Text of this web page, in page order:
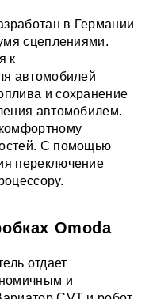
в Германии
сцеплениями.
к
автомобилей
и сохранение
автомобилем.
С помощью
переключение
Omoda
отдает
и